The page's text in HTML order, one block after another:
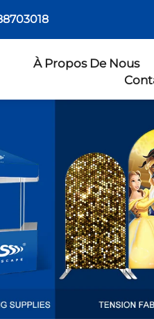
À Propos De Nous